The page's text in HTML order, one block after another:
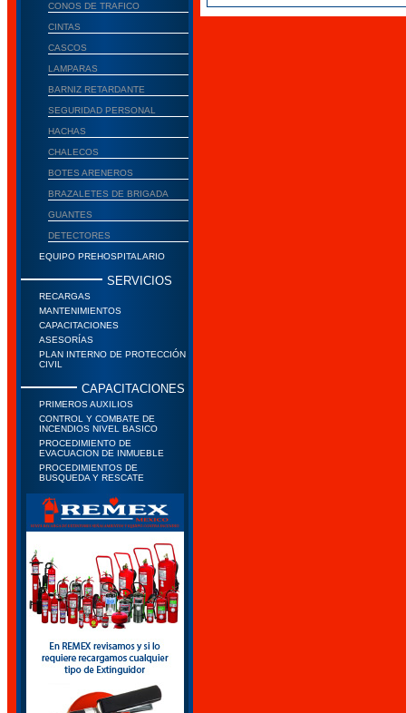
CONOS DE TRAFICO
CINTAS
CASCOS
LAMPARAS
BARNIZ RETARDANTE
SEGURIDAD PERSONAL
HACHAS
CHALECOS
BOTES ARENEROS
BRAZALETES DE BRIGADA
GUANTES
DETECTORES
EQUIPO PREHOSPITALARIO
SERVICIOS
RECARGAS
MANTENIMIENTOS
CAPACITACIONES
ASESORÍAS
PLAN INTERNO DE PROTECCIÓN
CIVIL
CAPACITACIONES
PRIMEROS AUXILIOS
CONTROL Y COMBATE DE
INCENDIOS NIVEL BASICO
PROCEDIMIENTO DE
EVACUACION DE INMUEBLE
PROCEDIMIENTOS DE
BUSQUEDA Y RESCATE